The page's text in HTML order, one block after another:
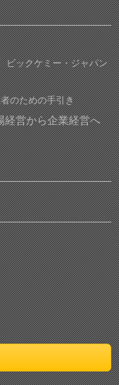
ビックケミー・ジャパン
のための手引き
経営から企業経営へ